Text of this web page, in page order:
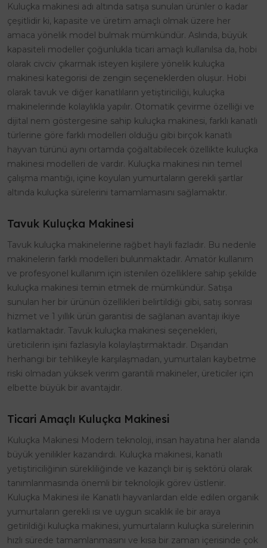
Kuluçka makinesi adı altında satışa sunulan ürünler o kadar
çeşitlidir ki, kapasite ve üretim amaçlı olmak üzere her
amaca yönelik model bulmak mümkündür. Aslında, büyük
kapasiteli modeller çoğunlukla ticari amaçlı kullanılsa da, hobi
olarak civciv çıkarmak isteyen kişilere yönelik kuluçka
makinesi kategorisi de zengin seçeneklerden oluşur. Hobi
olarak tavuk ve diğer kanatlıların yetiştiriciliği, kuluçka
makinelerinde kolaylıkla yapılır. Otomatik çevirme özelliği ve
dijital nem göstergesine sahip kuluçka makinesi, farklı kanatlı
türlerine göre farklı modelleri olduğu gibi birçok kanatlı
hayvan türünü aynı ortamda çoğaltabilecek özellikte kuluçka
makinesi modelleri de vardır. Kuluçka makinesi nin temel
çalışma mantığı, içine koyulan yumurtaların gerekli şartlar
altında kuluçka sürelerini tamamlamasını sağlamaktır.
Tavuk Kuluçka Makinesi
Tavuk kuluçka makinelerine rağbet hayli fazladır. Bu nedenle
makinelerin farklı modelleri bulunmaktadır. Amatör kullanım
ve profesyonel kullanım için istenilen özelliklere sahip şekilde
kuluçka makinesi temin etmek de mümkündür. Satışa
sunulan her bir ürünün özellikleri belirtildiği gibi, satış sonrası
hizmet ve 1 yıllık ürün garantisi de sağlanan avantajı ikiye
katlamaktadır. Tavuk kuluçka makinesi seçenekleri,
üreticilerin işini fazlasıyla kolaylaştırmaktadır. Dışarıdan
herhangi bir tehlikeyle karşılaşmadan, yumurtaları kaybetme
riski olmadan yüksek verim garantili makineler, üreticiler için
elbette büyük bir avantajdır.
Ticari Amaçlı Kuluçka Makinesi
Kuluçka Makinesi Modern teknoloji, insan hayatına her alanda
büyük yenilikler kazandırdı. Kuluçka makinesi, kanatlı
yetiştiriciliğinin sürekliliğinde ve kazançlı bir iş sektörü olarak
tanımlanmasında önemli bir teknolojik görev üstlenir.
Kuluçka Makinesi ile Kanatlı hayvanlardan elde edilen organik
yumurtaların gerekli ısı ve uygun sıcaklık ile bir araya
getirildiği kuluçka makinesi, yumurtaların kuluçka sürelerinin
hızlı sürede tamamlanmasını ve kısa bir zaman içerisinde çok